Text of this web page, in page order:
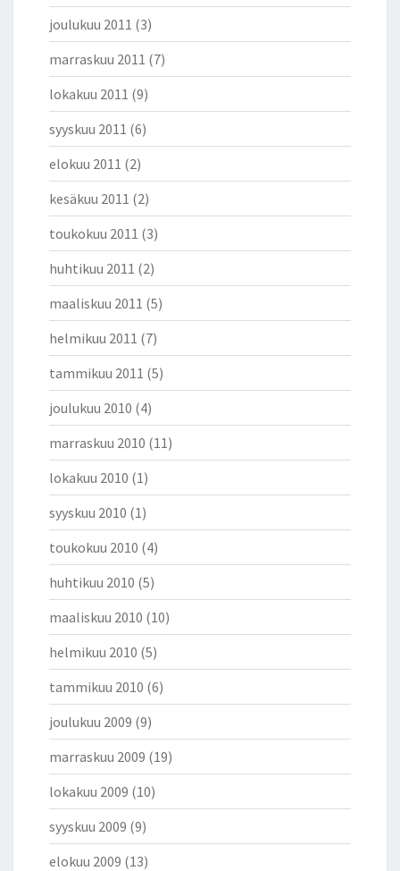
joulukuu 2011 (3)
marraskuu 2011 (7)
lokakuu 2011 (9)
syyskuu 2011 (6)
elokuu 2011 (2)
kesäkuu 2011 (2)
toukokuu 2011 (3)
huhtikuu 2011 (2)
maaliskuu 2011 (5)
helmikuu 2011 (7)
tammikuu 2011 (5)
joulukuu 2010 (4)
marraskuu 2010 (11)
lokakuu 2010 (1)
syyskuu 2010 (1)
toukokuu 2010 (4)
huhtikuu 2010 (5)
maaliskuu 2010 (10)
helmikuu 2010 (5)
tammikuu 2010 (6)
joulukuu 2009 (9)
marraskuu 2009 (19)
lokakuu 2009 (10)
syyskuu 2009 (9)
elokuu 2009 (13)